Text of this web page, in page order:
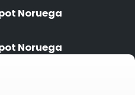
Noruega
Noruega
Noruega